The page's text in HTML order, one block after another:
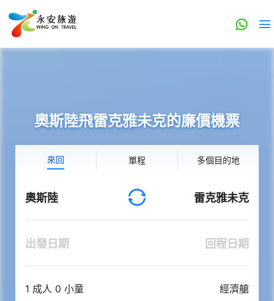
奧斯陸飛雷克雅未克的廉價機票
來回 單程 多個目的地
奧斯陸 雷克雅未克
出發日期 回程日期
1 成人 0 小童 經濟艙